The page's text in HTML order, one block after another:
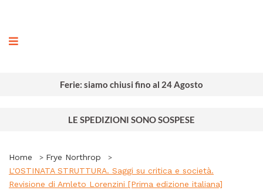
Ferie: siamo chiusi fino al 24 Agosto
LE SPEDIZIONI SONO SOSPESE
Home
Frye Northrop
L'OSTINATA STRUTTURA. Saggi su critica e società.
Revisione di Amleto Lorenzini [Prima edizione italiana]